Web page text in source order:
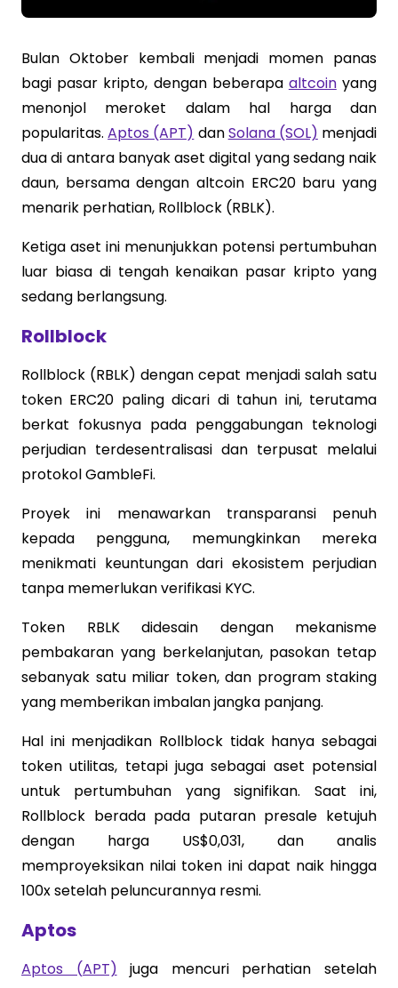
Bulan Oktober kembali menjadi momen panas
bagi pasar kripto, dengan beberapa altcoinyang
menonjol meroket dalam hal harga dan
popularitas.Aptos (APT) danSolana (SOL) menjadi
dua di antara banyak aset digital yang sedang naik
daun, bersama dengan altcoin ERC20 baru yang
menarik perhatian, Rollblock (RBLK).
Ketiga aset ini menunjukkan potensi pertumbuhan
luar biasa di tengah kenaikan pasar kripto yang
sedang berlangsung.
Rollblock
Rollblock (RBLK) dengan cepat menjadi salah satu
token ERC20 paling dicari di tahun ini, terutama
berkat fokusnya pada penggabungan teknologi
perjudian terdesentralisasi dan terpusat melalui
protokol GambleFi.
Proyek ini menawarkan transparansi penuh
kepada pengguna, memungkinkan mereka
menikmati keuntungan dari ekosistem perjudian
tanpa memerlukan verifikasi KYC.
Token RBLK didesain dengan mekanisme
pembakaran yang berkelanjutan, pasokan tetap
sebanyak satu miliar token, dan program staking
yang memberikan imbalan jangka panjang.
Hal ini menjadikan Rollblock tidak hanya sebagai
token utilitas, tetapi juga sebagai aset potensial
untuk pertumbuhan yang signifikan. Saat ini,
Rollblock berada pada putaran presale ketujuh
dengan harga US$0,031, dan analis
memproyeksikan nilai token ini dapat naik hingga
100x setelah peluncurannya resmi.
Aptos
Aptos (APT) juga mencuri perhatian setelah